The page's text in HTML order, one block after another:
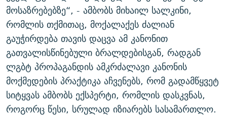
მოსაზრებებზე“, - ამბობს მიხაილ სალკინი,
რომლის თქმითაც, მოქალაქეს ძალიან
გაუჭირდება თავის დაცვა ამ კანონით
გათვალისწინებული ბრალდებისგან, რადგან
ლგბტ პროპაგანდის ამკრძალავი კანონის
მოქმედების პრაქტიკა აჩვენებს, რომ გადამწყვეტ
სიტყვას ამბობს ექსპერტი, რომლის დასკვნას,
როგორც წესი, სრულად იზიარებს სასამართლო.